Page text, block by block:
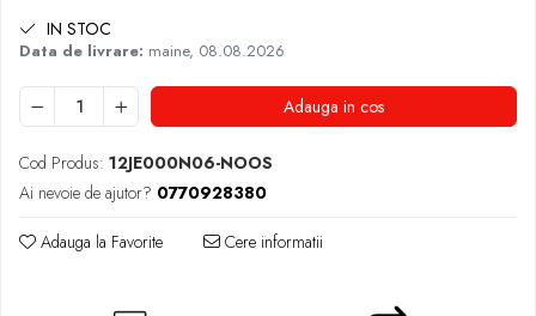
IN STOC
Data de livrare: maine, 08.08.2026
Adauga in cos
Cod Produs: 12JE000N06-NOOS
Ai nevoie de ajutor? 0770928380
Adauga la Favorite Cere informatii